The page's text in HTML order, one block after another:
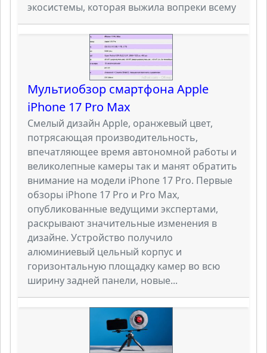
экосистемы, которая выжила вопреки всему
Мультиобзор смартфона Apple
iPhone 17 Pro Max
Смелый дизайн Apple, оранжевый цвет,
потрясающая производительность,
впечатляющее время автономной работы и
великолепные камеры так и манят обратить
внимание на модели iPhone 17 Pro. Первые
обзоры iPhone 17 Pro и Pro Max,
опубликованные ведущими экспертами,
раскрывают значительные изменения в
дизайне. Устройство получило
алюминиевый цельный корпус и
горизонтальную площадку камер во всю
ширину задней панели, новые...